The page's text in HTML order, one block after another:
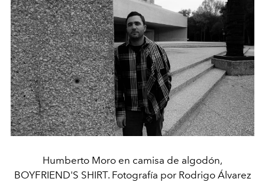
Humberto Moro en camisa de algodón,
BOYFRIEND'S SHIRT. Fotografía por Rodrigo Álvarez